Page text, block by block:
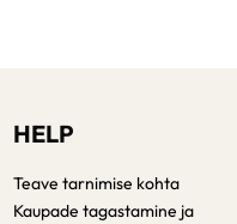
HELP
Teave tarnimise kohta
Kaupade tagastamine ja